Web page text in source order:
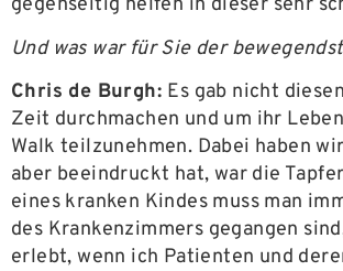
gegenseitig helfen in dieser sehr
Und was war für Sie der
Chris de Burgh: Es gab nicht
Zeit durchmachen und um ihr
Walk teilzunehmen. Dabei haben
aber beeindruckt hat, war die
eines kranken Kindes muss man
des Krankenzimmers gegangen
erlebt, wenn ich Patienten und